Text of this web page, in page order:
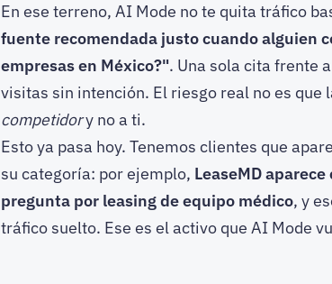
En ese terreno, AI Mode no te quita tráfico
fuente recomendada justo cuando alguien
empresas en México?". Una sola cita frente
visitas sin intención. El riesgo real no es que
competidory no a ti.
Esto ya pasa hoy. Tenemos clientes que
su categoría: por ejemplo, LeaseMD
pregunta por leasing de equipo médico, y
tráfico suelto. Ese es el activo que AI Mode